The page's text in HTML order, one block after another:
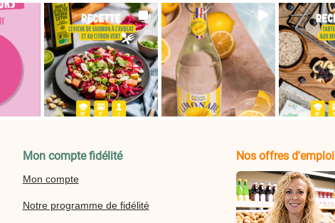
Mon compte fidélité
Mon compte
Notre programme de fidélité
Nos offres d'emploi